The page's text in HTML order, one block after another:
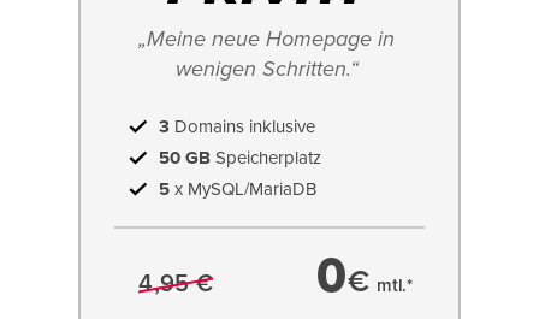
„Meine neue Homepage in
wenigen Schritten.“
3 Domains inklusive
50 GB Speicherplatz
5 x MySQL/MariaDB
4,95 € 0€ mtl.*